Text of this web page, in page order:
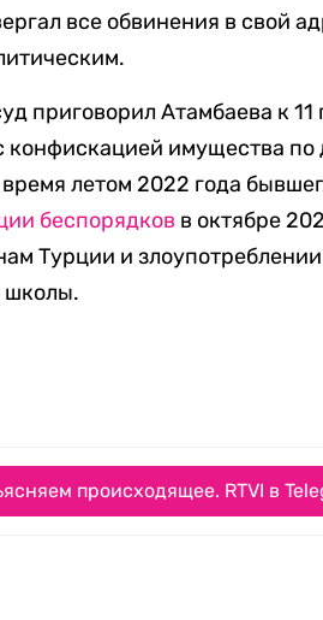
все обвинения в свой
приговорил Атамбаева к
конфискацией имущества по
летом 2022 года
беспорядков в октябре
Турции и
школы.
происходящее. RTVI в